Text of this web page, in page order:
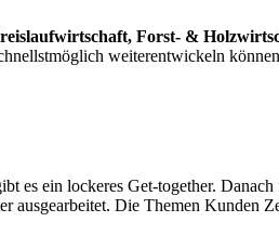
Forst- &
weiterentwickeln
es ein lockeres Get-together.
ausgearbeitet. Die Themen Kunden